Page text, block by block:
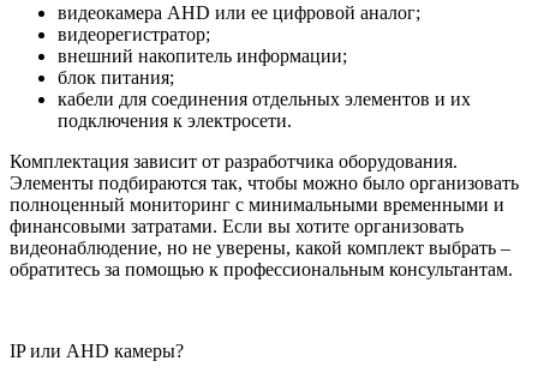
видеокамера AHD или ее цифровой аналог;
видеорегистратор;
внешний накопитель информации;
блок питания;
кабели для соединения отдельных элементов и их
подключения к электросети.
Комплектация зависит от разработчика оборудования.
Элементы подбираются так, чтобы можно было организовать
полноценный мониторинг с минимальными временными и
финансовыми затратами. Если вы хотите организовать
видеонаблюдение, но не уверены, какой комплект выбрать –
обратитесь за помощью к профессиональным консультантам.
IP или AHD камеры?